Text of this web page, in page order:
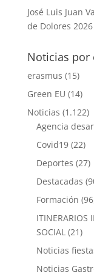
José Luis Juan
de Dolores 2026
Noticias por
erasmus (15)
Green EU (14)
Noticias (1.122)
Agencia
Covid19(22)
Deportes (27)
Destacadas
Formación
ITINERARIOS
SOCIAL (21)
Noticias
Noticias